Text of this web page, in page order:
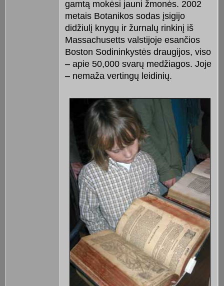
gamtą mokėsi jauni žmonės. 2002
metais Botanikos sodas įsigijo
didžiulį knygų ir žurnalų rinkinį iš
Massachusetts valstijoje esančios
Boston Sodininkystės draugijos, viso
– apie 50,000 svarų medžiagos. Joje
– nemaža vertingų leidinių.